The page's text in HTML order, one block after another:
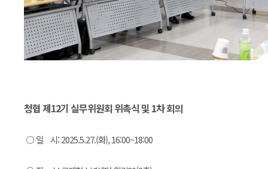
청협 제12기 실무위원회 위촉식 및 1차 회의
○ 일 시: 2025.5.27.(화), 16:00~18:00